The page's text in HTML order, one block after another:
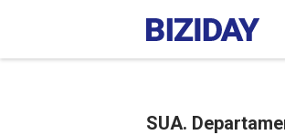
SUA.